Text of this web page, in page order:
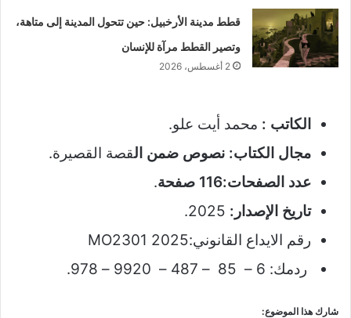
قطط مدينة الأرخبيل: حين تتحول المدينة إلى متاهة،
وتصير القطط مرآة للإنسان
2 أغسطس، 2026
الكاتب : محمد أيت علو.
مجال الكتاب: نصوص ضمن القصة القصيرة.
عدد الصفحات:116
صفحة.
تاريخ الإصدار :
رقم الايداع القانوني:MO2301 2025
ردمك: 6 – 85 – 487 – 9920 – 978.
شارك هذا الموضوع: